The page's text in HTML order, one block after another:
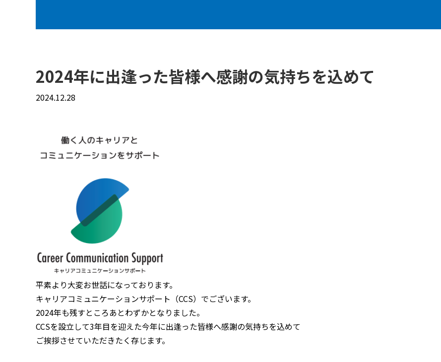
2024年に出逢った皆様へ感謝の気持ちを込めて
2024.12.28
平素より大変お世話になっております。
キャリアコミュニケーションサポート（CCS）でございます。
2024年も残すところあとわずかとなりました。
CCSを設立して3年目を迎えた今年に出逢った皆様へ感謝の気持ちを込めて
ご挨拶させていただきたく存じます。